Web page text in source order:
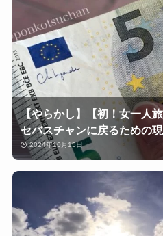
【やらかし】【初！女一人
セバスチャンに戻るための
2024年10月15日